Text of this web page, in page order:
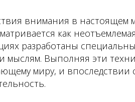
внимания в
как
разработаны
мыслям. Выполняя эти
миру, и впоследствии